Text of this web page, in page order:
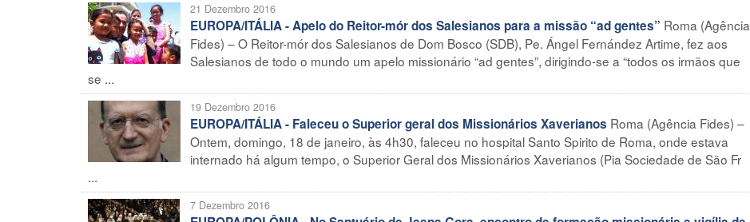
21 Dezembro 2016
EUROPA/ITÁLIA - Apelo do Reitor-mór dos Salesianos para a missão “ad gentes” Roma (Agência
Fides) – O Reitor-mór dos Salesianos de Dom Bosco (SDB), Pe. Ángel Fernández Artime, fez aos
Salesianos de todo o mundo um apelo missionário “ad gentes”, dirigindo-se a “todos os irmãos que
se ...
19 Dezembro 2016
EUROPA/ITÁLIA - Faleceu o Superior geral dos Missionários Xaverianos Roma (Agência Fides) –
Ontem, domingo, 18 de janeiro, às 4h30, faleceu no hospital Santo Spirito de Roma, onde estava
internado há algum tempo, o Superior Geral dos Missionários Xaverianos (Pia Sociedade de São Fr
...
7 Dezembro 2016